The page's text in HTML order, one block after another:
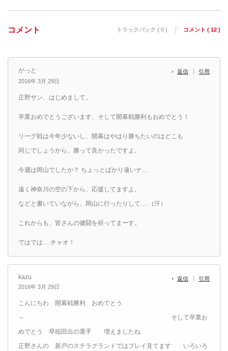
コメント トラックバック ( 0 ) コメント ( 12 )
がっと
2016年 3月 29日
返信 引用
正野サン、はじめまして。
卒業おめでとうございます、そして開幕戦勝利もおめでとう！
リーグ戦は今年少ないし、開幕はやはり勝ちたいのはどこも
同じでしょうから、勝って良かったですよ。
今週は岡山でしたか？ ちょっとばかり遠いナ…
遠く神奈川の空の下から、応援してますよ。
などと書いていながら、岡山に行ったりして….（汗）
これからも、皆さんの健闘を祈ってまーす。
ではでは….チャオ！
kazu
2016年 3月 29日
返信 引用
こんにちわ 開幕戦勝利 おめでとう
～ そして卒業お
めでとう 早稲田出の選手 増えましたね
正野さんの 新戸のステラグランドではプレイ見てます いろいろ